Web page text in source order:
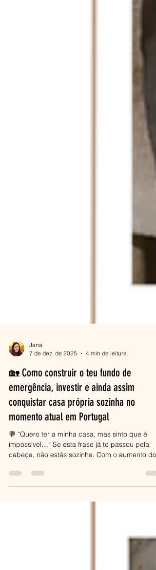
7 de dez. de 2025
4 min de leitura
🏡 Como construir o teu fundo de
emergência, investir e ainda assim
conquistar casa própria sozinha no
momento atual em Portugal
💬 “Quero ter a minha casa, mas sinto que é
cabeça, não estás sozinha. Com o aumento dos
em Portugal parece um sonho distante. Mas a
sem ajuda de familiares. Mesmo neste contexto.
Este guia vai mostrar-te como equilibrar o fundo